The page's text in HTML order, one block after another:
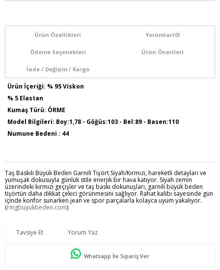
Ürün Özellikleri Yorumlar(0)
Ödeme Seçenekleri Ürün Önerileri
İade / Değişim / Kargo
Ürün İçeriği: % 95 Viskon
% 5 Elastan
Kumaş Türü: ÖRME
Model Bilgileri: Boy:1,78 - Göğüs:103 - Bel:89 - Basen:110
Numune Bedeni : 44
Taş Baskılı Büyük Beden Garnili Tişört Siyah/Kırmızı, hareketli detayları ve
yumuşak dokusuyla günlük stile enerjik bir hava katıyor. Siyah zemin
üzerindeki kırmızı geçişler ve taş baskı dokunuşları, garnili büyük beden
tişörtün daha dikkat çekici görünmesini sağlıyor. Rahat kalıbı sayesinde gün
içinde konfor sunarken jean ve spor parçalarla kolayca uyum yakalıyor.
(rmgbuyukbeden.com)
Tavsiye Et Yorum Yaz
Whatsapp İle Sipariş Ver